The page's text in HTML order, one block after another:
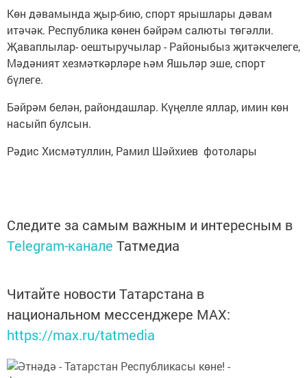
Көн дәвамында җыр-бию, спорт ярышлары дәвам
итәчәк. Республика көнен бәйрәм салюты төгәлли.
Җаваплылар- оештыручылар - Районыбыз җитәкчелеге,
Мәдәният хезмәткәрләре һәм Яшьләр эше, спорт
бүлеге.
Бәйрәм белән, райондашлар. Күңелле яллар, имин көн
насыйп булсын.
Рәдис Хисмәтуллин, Рамил Шәйхиев фотолары
Следите за самым важным и интересным в
Telegram-канале Татмедиа
Читайте новости Татарстана в
национальном мессенджере MАХ:
https://max.ru/tatmedia